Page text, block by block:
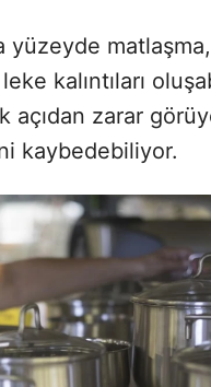
yüzeyde
kalıntıları
açıdan zarar
kaybedebiliyor.